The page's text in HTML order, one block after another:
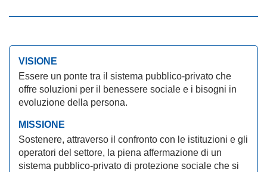
VISIONE
Essere un ponte tra il sistema pubblico-privato che
offre soluzioni per il benessere sociale e i bisogni in
evoluzione della persona.
MISSIONE
Sostenere, attraverso il confronto con le istituzioni e gli
operatori del settore, la piena affermazione di un
sistema pubblico-privato di protezione sociale che si